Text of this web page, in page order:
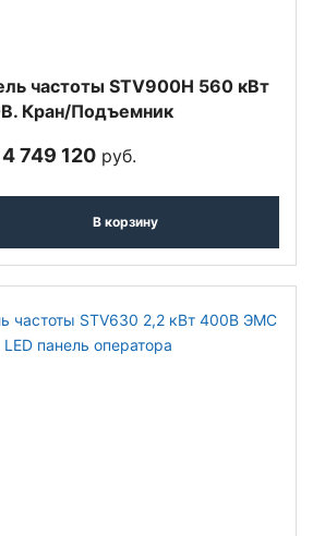
частоты STV900H 560 кВт
Кран/Подъемник
4 749 120руб.
В корзину